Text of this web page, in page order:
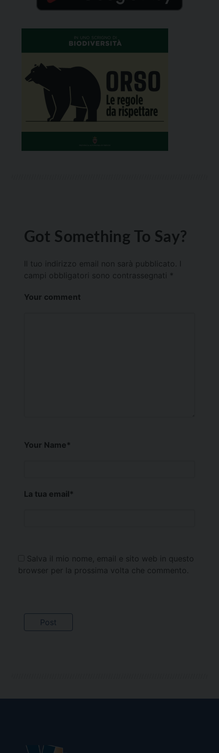
Got Something To Say?
Il tuo indirizzo email non sarà pubblicato.
campi obbligatori sono contrassegnati *
Your comment
Your Name*
La tua email*
Salva il mio nome, email e sito web in questo
browser per la prossima volta che commento.